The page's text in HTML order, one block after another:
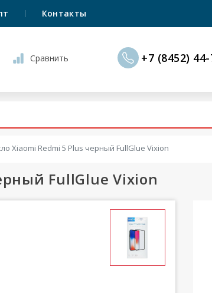
Контакты
Сравнить +7 (8452)
Xiaomi Redmi 5 Plus черный FullGlue Vixion
FullGlue Vixion